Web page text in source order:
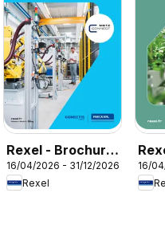
Rexel - Brochure
spécial industrie
16/04/2026 - 31/12/2026
Rexel
16/